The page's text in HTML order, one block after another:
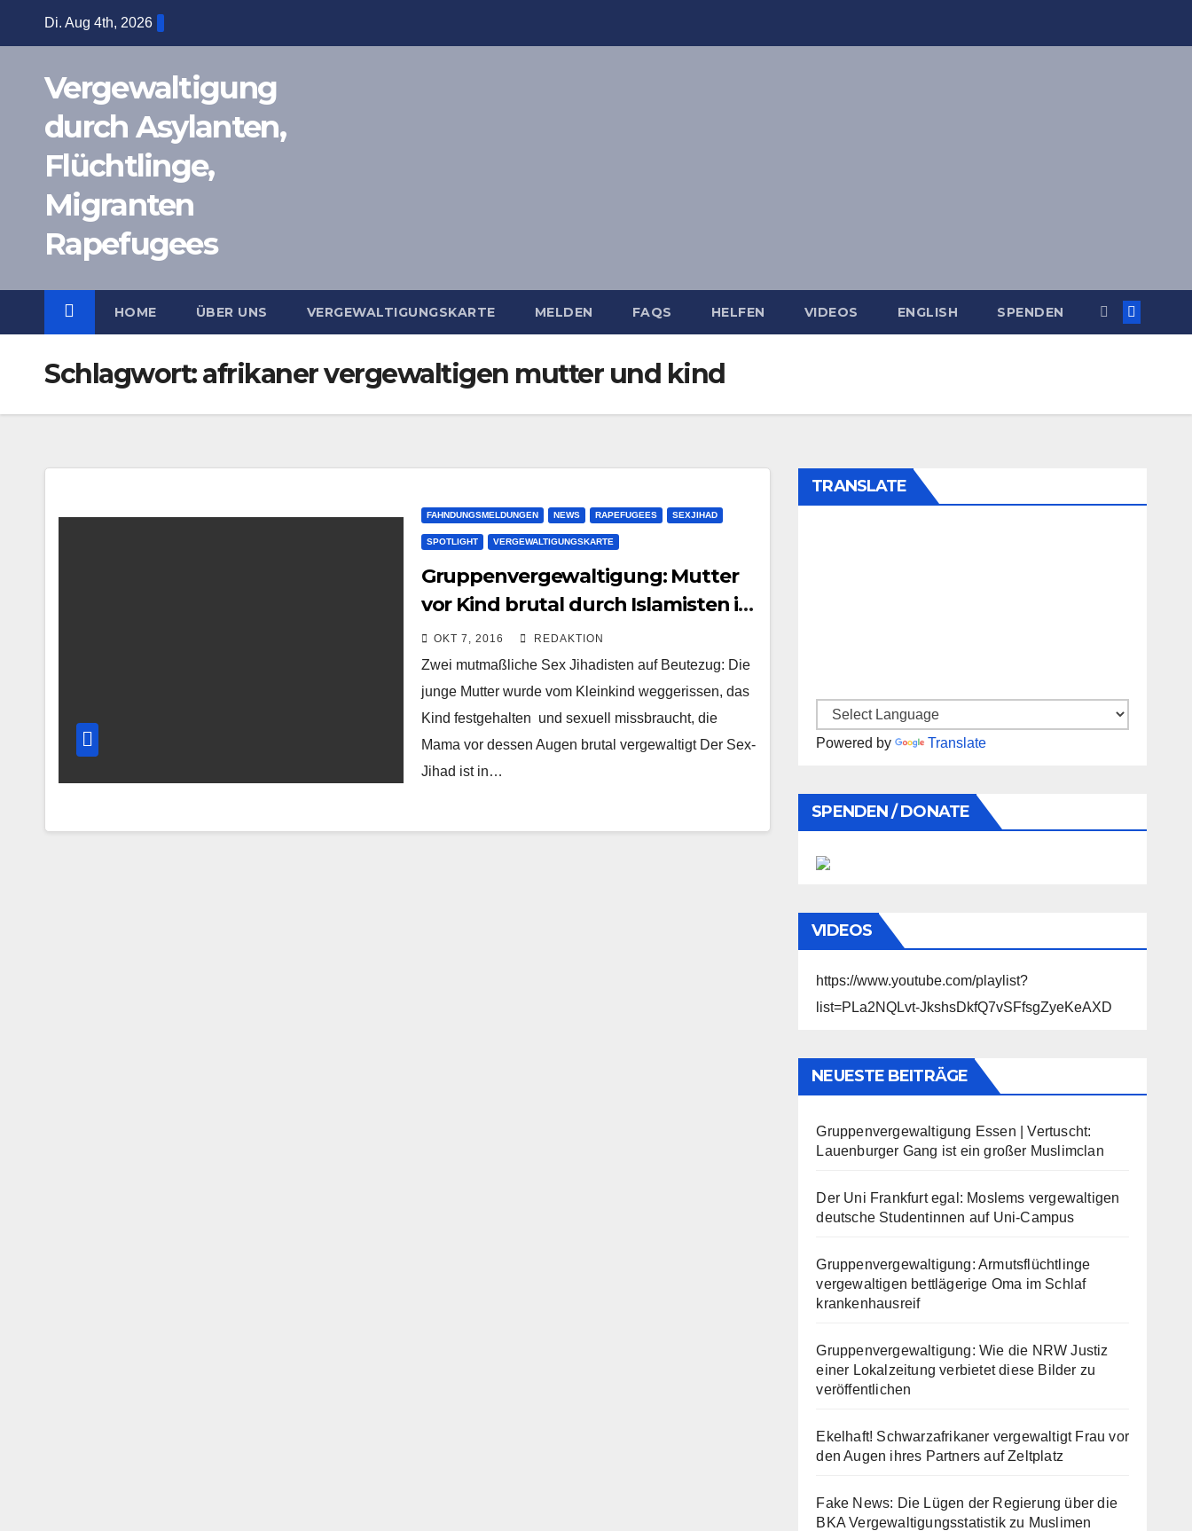
Di. Aug 4th, 2026
Vergewaltigung
durch Asylanten,
Flüchtlinge,
Migranten
Rapefugees
HOME ÜBER UNS VERGEWALTIGUNGSKARTE MELDEN FAQS HELFEN VIDEOS ENGLISH SPENDEN
Schlagwort:afrikaner vergewaltigen mutter und kind
FAHNDUNGSMELDUNGEN NEWS RAPEFUGEES SEXJIHAD
SPOTLIGHT VERGEWALTIGUNGSKARTE
Gruppenvergewaltigung: Mutter
vor Kind brutal durch Islamisten in
Kurpark geschändet | Lüneburg
OKT 7, 2016 REDAKTION
Zwei mutmaßliche Sex Jihadisten auf Beutezug: Die
junge Mutter wurde vom Kleinkind weggerissen, das
Kind festgehalten und sexuell missbraucht, die
Mama vor dessen Augen brutal vergewaltigt Der Sex-
Jihad ist in…
TRANSLATE
Powered by Translate
SPENDEN / DONATE
VIDEOS
https://www.youtube.com/playlist?
list=PLa2NQLvt-JkshsDkfQ7vSFfsgZyeKeAXD
NEUESTE BEITRÄGE
Gruppenvergewaltigung Essen | Vertuscht:
Lauenburger Gang ist ein großer Muslimclan
Der Uni Frankfurt egal: Moslems vergewaltigen
deutsche Studentinnen auf Uni-Campus
Gruppenvergewaltigung: Armutsflüchtlinge
vergewaltigen bettlägerige Oma im Schlaf
krankenhausreif
Gruppenvergewaltigung: Wie die NRW Justiz
einer Lokalzeitung verbietet diese Bilder zu
veröffentlichen
Ekelhaft! Schwarzafrikaner vergewaltigt Frau vor
den Augen ihres Partners auf Zeltplatz
Fake News: Die Lügen der Regierung über die
BKA Vergewaltigungsstatistik zu Muslimen